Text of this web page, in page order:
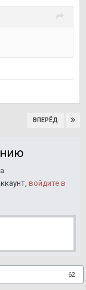
ВПЕРЁД
войдите в
62